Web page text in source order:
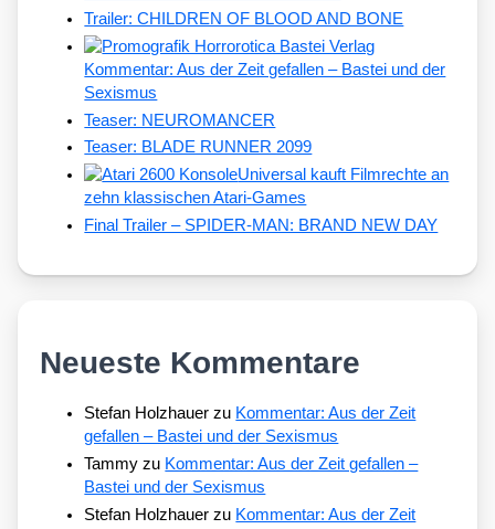
Trailer: CHILDREN OF BLOOD AND BONE
Kommentar: Aus der Zeit gefallen – Bastei und der
Sexismus
Teaser: NEUROMANCER
Teaser: BLADE RUNNER 2099
Universal kauft Filmrechte an
zehn klassischen Atari-Games
Final Trailer – SPIDER-MAN: BRAND NEW DAY
Neueste Kommentare
Stefan Holzhauer zu Kommentar: Aus der Zeit
gefallen – Bastei und der Sexismus
Tammy zu Kommentar: Aus der Zeit gefallen –
Bastei und der Sexismus
Stefan Holzhauer zu Kommentar: Aus der Zeit